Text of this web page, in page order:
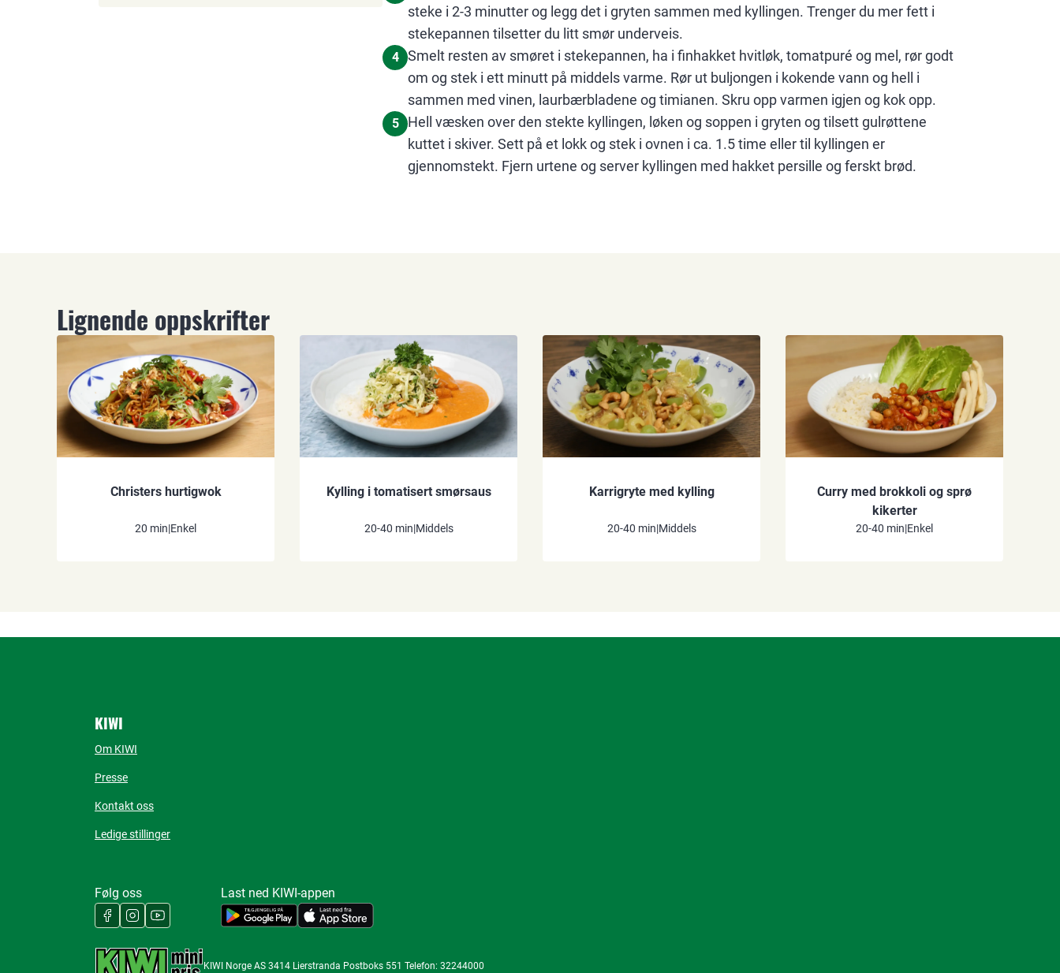
steke i 2-3 minutter og legg det i gryten sammen med kyllingen. Trenger du mer fett i
stekepannen tilsetter du litt smør underveis.
4
Smelt resten av smøret i stekepannen, ha i finhakket hvitløk, tomatpuré og mel, rør godt
om og stek i ett minutt på middels varme. Rør ut buljongen i kokende vann og hell i
sammen med vinen, laurbærbladene og timianen. Skru opp varmen igjen og kok opp.
5
Hell væsken over den stekte kyllingen, løken og soppen i gryten og tilsett gulrøttene
kuttet i skiver. Sett på et lokk og stek i ovnen i ca. 1.5 time eller til kyllingen er
gjennomstekt. Fjern urtene og server kyllingen med hakket persille og ferskt brød.
Lignende oppskrifter
Christers hurtigwok
20 min|Enkel
Kylling i tomatisert smørsaus
20-40 min|Middels
Karrigryte med kylling
20-40 min|Middels
Curry med brokkoli og sprø
kikerter
20-40 min|Enkel
KIWI
Om KIWI
Presse
Kontakt oss
Ledige stillinger
Følg oss Last ned KIWI-appen
KIWI Norge AS 3414 Lierstranda Postboks 551 Telefon: 32244000